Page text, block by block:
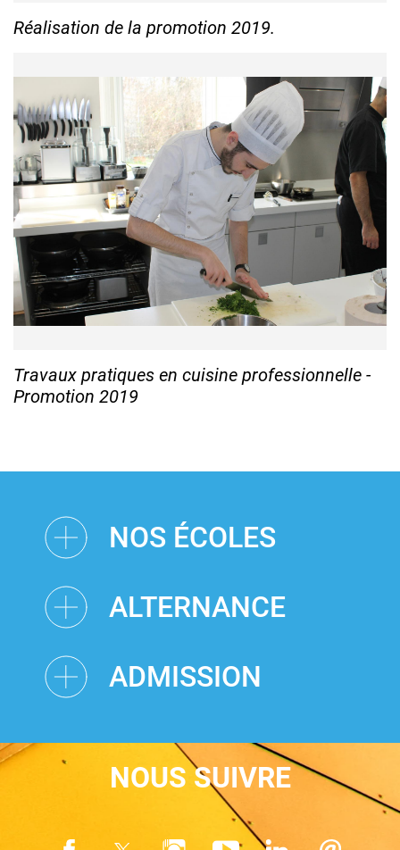
Réalisation de la promotion 2019.
Travaux pratiques en cuisine professionnelle -
Promotion 2019
NOS ÉCOLES
ALTERNANCE
ADMISSION
NOUS SUIVRE